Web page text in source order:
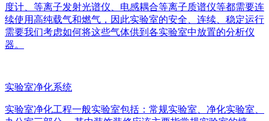
度计、等离子发射光谱仪、电感耦合等离子质谱仪等都需要连
续使用高纯载气和燃气，因此实验室的安全、连续、稳定运行
需要我们考虑如何将这些气体供到各实验室中放置的分析仪
器。
实验室净化系统
实验室净化工程一般实验室包括：常规实验室、净化实验室、